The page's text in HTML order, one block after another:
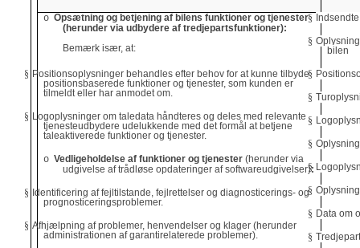
o Opsætning og betjening af bilens funktioner og tjenester
(herunder via udbydere af tredjepartsfunktioner):
Bemærk især, at:
§ Positionsoplysninger behandles efter behov for at kunne tilbyde
positionsbaserede funktioner og tjenester, som kunden er
tilmeldt eller har anmodet om.
§ Logoplysninger om taledata håndteres og deles med relevante
tjenesteudbydere udelukkende med det formål at betjene
taleaktiverede funktioner og tjenester.
o Vedligeholdelse af funktioner og tjenester(herunder via
udgivelse af trådløse opdateringer af softwareudgivelser):
§ Identificering af fejltilstande, fejlrettelser og diagnosticerings- og
prognosticeringsproblemer.​
§ Afhjælpning af problemer, henvendelser og klager (herunder
administrationen af garantirelaterede problemer).
§
§
bilen
§
§
§
§
§
§
§ Data om
§